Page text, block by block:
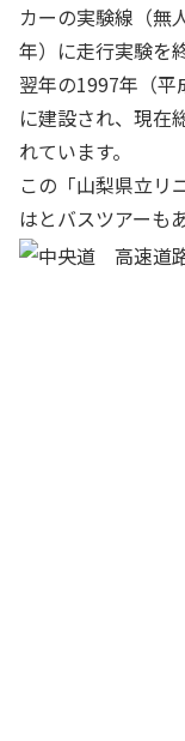
カーの実験線（無
年）に走行実験を
翌年の1997年（
に建設され、現在
れています。
この「山梨県立リ
はとバスツアーも